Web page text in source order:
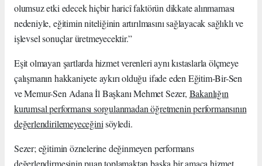
olumsuz etki edecek hiçbir haricî faktörün dikkate alınmaması
nedeniyle, eğitimin niteliğinin artırılmasını sağlayacak sağlıklı ve
işlevsel sonuçlar üretmeyecektir.”
Eşit olmayan şartlarda hizmet verenleri aynı kıstaslarla ölçmeye
çalışmanın hakkaniyete aykırı olduğu ifade eden Eğitim-Bir-Sen
ve Memur-Sen Adana İl Başkanı Mehmet Sezer, Bakanlığın
kurumsal performansı sorgulanmadan öğretmenin performansının
değerlendirilemeyeceğinisöyledi.
Sezer; eğitimin öznelerine değinmeyen performans
değerlendirmesinin puan toplamaktan başka bir amaca hizmet